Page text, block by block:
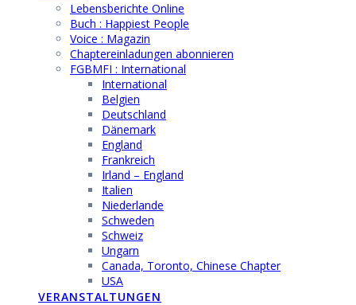
Lebensberichte Online
Buch : Happiest People
Voice : Magazin
Chaptereinladungen abonnieren
FGBMFI : International
International
Belgien
Deutschland
Dänemark
England
Frankreich
Irland – England
Italien
Niederlande
Schweden
Schweiz
Ungarn
Canada, Toronto, Chinese Chapter
USA
VERANSTALTUNGEN